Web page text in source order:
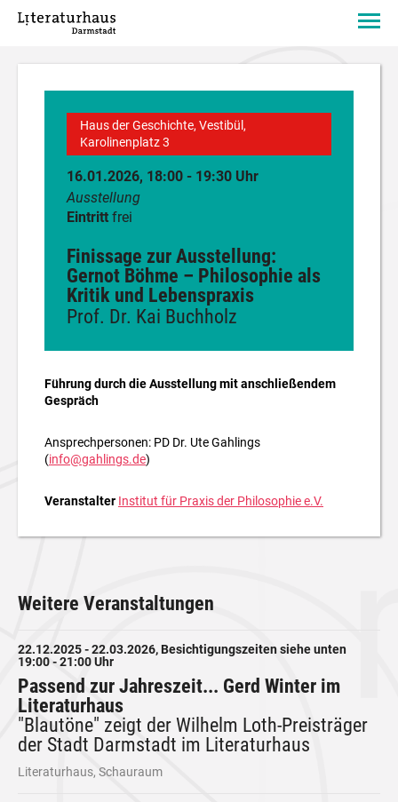
Haus der Geschichte, Vestibül,
Karolinenplatz 3
16.01.2026, 18:00 - 19:30 Uhr
Ausstellung
Eintritt frei
Finissage zur Ausstellung:
Gernot Böhme – Philosophie als
Kritik und Lebenspraxis
Prof. Dr. Kai Buchholz
Führung durch die Ausstellung mit anschließendem
Gespräch
Ansprechpersonen: PD Dr. Ute Gahlings
(info@gahlings.de)
Veranstalter Institut für Praxis der Philosophie e.V.
Weitere Veranstaltungen
22.12.2025 - 22.03.2026, Besichtigungszeiten siehe unten
19:00 - 21:00 Uhr
Passend zur Jahreszeit... Gerd Winter im
Literaturhaus
"Blautöne" zeigt der Wilhelm Loth-Preisträger
der Stadt Darmstadt im Literaturhaus
Literaturhaus, Schauraum